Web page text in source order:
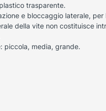
trasparente.
e bloccaggio laterale,
della vite non costituisce
piccola, media, grande.